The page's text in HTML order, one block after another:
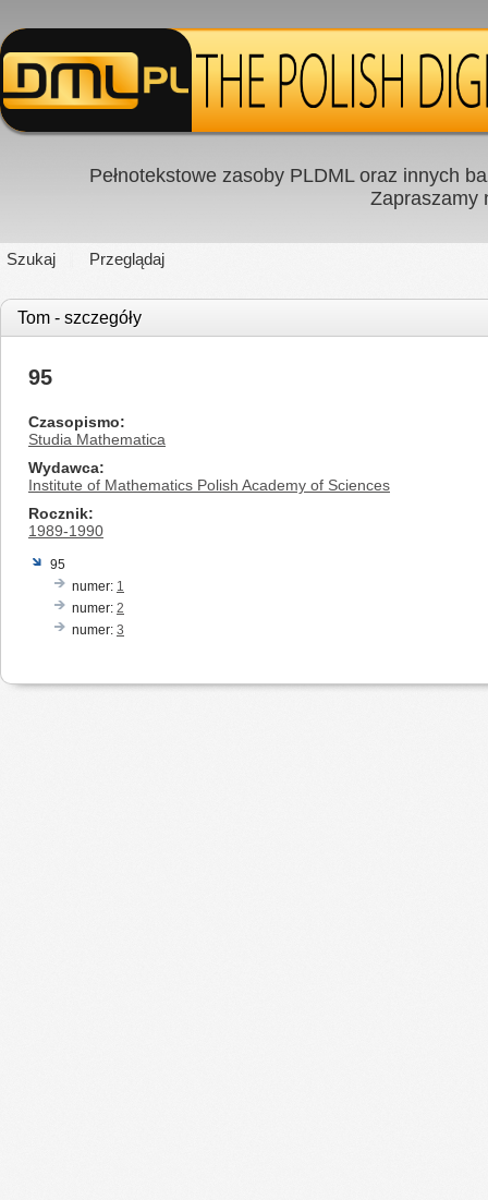
Pełnotekstowe zasoby PLDML oraz innych
Zapraszamy
Szukaj Przeglądaj
Tom - szczegóły
95
Czasopismo
Studia Mathematica
Wydawca
Institute of Mathematics Polish Academy of Sciences
Rocznik
1989-1990
95
numer: 1
numer: 2
numer: 3